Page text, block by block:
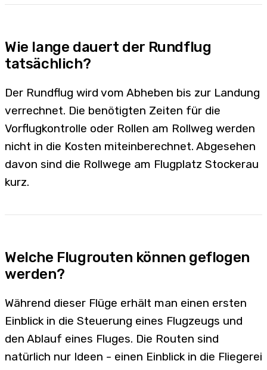
Wie lange dauert der Rundflug
tatsächlich?
Der Rundflug wird vom Abheben bis zur Landung
verrechnet. Die benötigten Zeiten für die
Vorflugkontrolle oder Rollen am Rollweg werden
nicht in die Kosten miteinberechnet. Abgesehen
davon sind die Rollwege am Flugplatz Stockerau
kurz.
Welche Flugrouten können geflogen
werden?
Während dieser Flüge erhält man einen ersten
Einblick in die Steuerung eines Flugzeugs und
den Ablauf eines Fluges. Die Routen sind
natürlich nur Ideen - einen Einblick in die Fliegerei